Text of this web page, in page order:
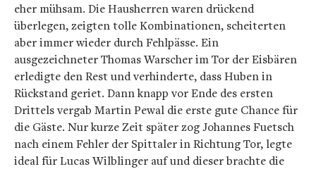
eher mühsam. Die Hausherren waren drückend
überlegen, zeigten tolle Kombinationen, scheiterten
aber immer wieder durch Fehlpässe. Ein
ausgezeichneter Thomas Warscher im Tor der Eisbären
erledigte den Rest und verhinderte, dass Huben in
Rückstand geriet. Dann knapp vor Ende des ersten
Drittels vergab Martin Pewal die erste gute Chance für
die Gäste. Nur kurze Zeit später zog Johannes Fuetsch
nach einem Fehler der Spittaler in Richtung Tor, legte
ideal für Lucas Wilblinger auf und dieser brachte die